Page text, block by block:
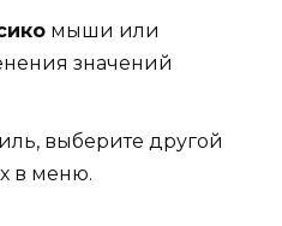
мыши или
значений
выберите другой
в меню.